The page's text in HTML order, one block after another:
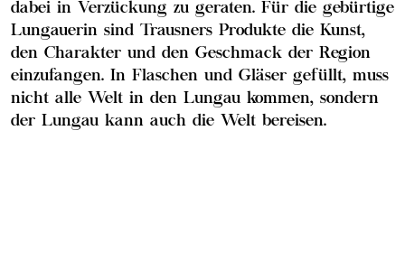
dabei in Verzückung zu geraten. Für die gebürtige
Lungauerin sind Trausners Produkte die Kunst,
den Charakter und den Geschmack der Region
einzufangen. In Flaschen und Gläser gefüllt, muss
nicht alle Welt in den Lungau kommen, sondern
der Lungau kann auch die Welt bereisen.